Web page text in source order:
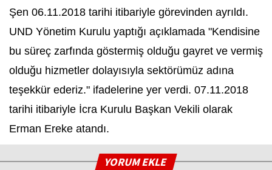
Şen 06.11.2018 tarihi itibariyle görevinden ayrıldı.
UND Yönetim Kurulu yaptığı açıklamada "Kendisine
bu süreç zarfında göstermiş olduğu gayret ve vermiş
olduğu hizmetler dolayısıyla sektörümüz adına
teşekkür ederiz." ifadelerine yer verdi. 07.11.2018
tarihi itibariyle İcra Kurulu Başkan Vekili olarak
Erman Ereke atandı.
YORUM EKLE